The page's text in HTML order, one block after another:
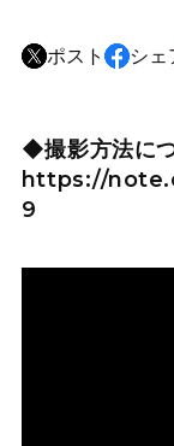
ポスト シェ
◆撮影方法に
https://
9